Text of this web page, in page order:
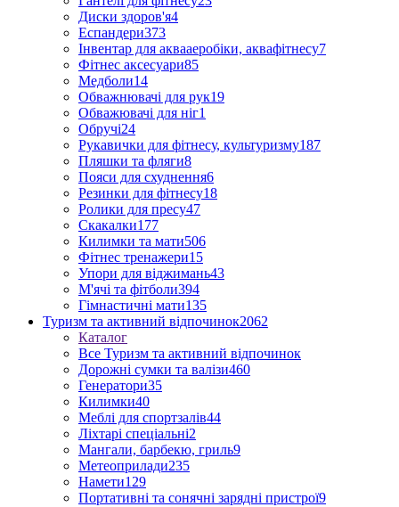
Диски здоров'я4
Еспандери373
Інвентар для аквааеробіки, аквафітнесу7
Фітнес аксесуари85
Медболи14
Обважнювачі для рук19
Обважювачі для ніг1
Обручі24
Рукавички для фітнесу, культуризму187
Пляшки та фляги8
Пояси для схуднення6
Резинки для фітнесу18
Ролики для пресу47
Скакалки177
Килимки та мати506
Фітнес тренажери15
Упори для віджимань43
М'ячі та фітболи394
Гімнастичні мати135
Туризм та активний відпочинок2062
Каталог
Все Туризм та активний відпочинок
Дорожні сумки та валізи460
Генератори35
Килимки40
Меблі для спортзалів44
Ліхтарі спеціальні2
Мангали, барбекю, гриль9
Метеоприлади235
Намети129
Портативні та сонячні зарядні пристрої9